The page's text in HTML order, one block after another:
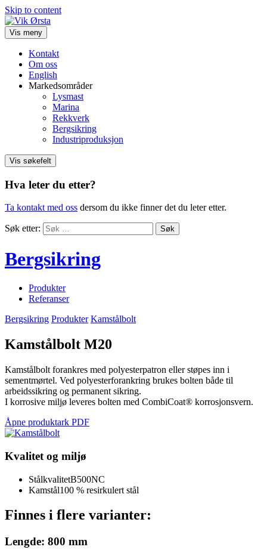
Skip to content
Vis meny
Kontakt
Om oss
English
Markedsområder
Lysmast
Marina
Rekkverk
Bergsikring
Industriproduksjon
Vis søkefelt
Hva leter du etter?
Ta kontakt med oss dersom du ikke finner det du leter etter.
Søk etter:
Bergsikring
Produkter
Referanser
Bergsikring Produkter Kamstålbolt
Kamstålbolt M20
Kamstålbolt forankres med polyesterpatron eller støpes inn i
sementmørtel. Ved polyesterforankring brukes bolten både til
arbeidssikring og permanent sikring.
I korrosive miljø leveres bolten med CombiCoat® korrosjonsvern.
Åpne produktark PDF
Kvalitet og miljø
StålkvalitetB500NC
Kamstål100 % resirkulert stål
Finnes i flere varianter:
Lengde: 800 mm